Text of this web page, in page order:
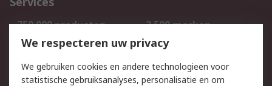
750.000 producten
2.500 merken
Bestellen
Inkoopoplossingen
Track & Trace
We respecteren uw privacy
We gebruiken cookies en andere technologieën voor
statistische gebruiksanalyses, personalisatie en om